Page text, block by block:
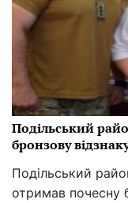
Подільський
бронзову
Подільський
отримав почесну